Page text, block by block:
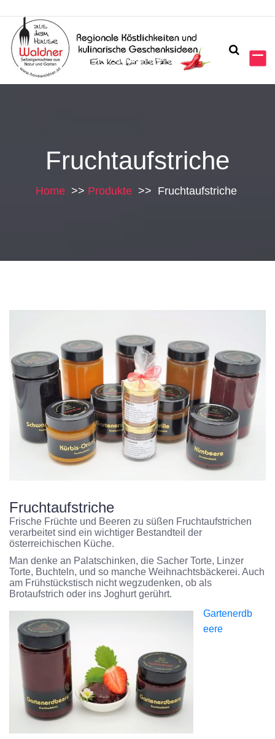
Fruchtaufstriche
Home>> Produkte>> Fruchtaufstriche
Fruchtaufstriche
Frische Früchte und Beeren zu süßen Fruchtaufstrichen
verarbeitet sind ein wichtiger Bestandteil der
österreichischen Küche.
Man denke an Palatschinken, die Sacher Torte, Linzer
Torte, Buchteln, und so manche Weihnachtsbäckerei. Auch
am Frühstückstisch nicht wegzudenken, ob als
Brotaufstrich oder ins Joghurt gerührt.
Gartenerdb
eere